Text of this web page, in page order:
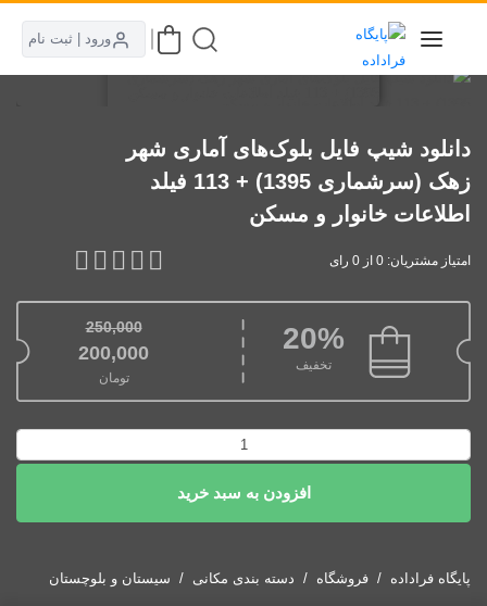
ورود | ثبت نام
دانلود شیپ فایل بلوک‌های آماری شهر
زهک (سرشماری 1395) + 113 فیلد
اطلاعات خانوار و مسکن
امتیاز مشتریان: 0 از 0 رای
20%
تخفیف
250,000
قیمت اصلی: 250,000تومان بود.
200,000
تومان
قیمت فعلی: 200,000تومان.
شیپ
بلوک‌های
شهر
افزودن به سبد خرید
پایگاه فراداده فروشگاه دسته بندی مکانی سیستان و بلوچستان